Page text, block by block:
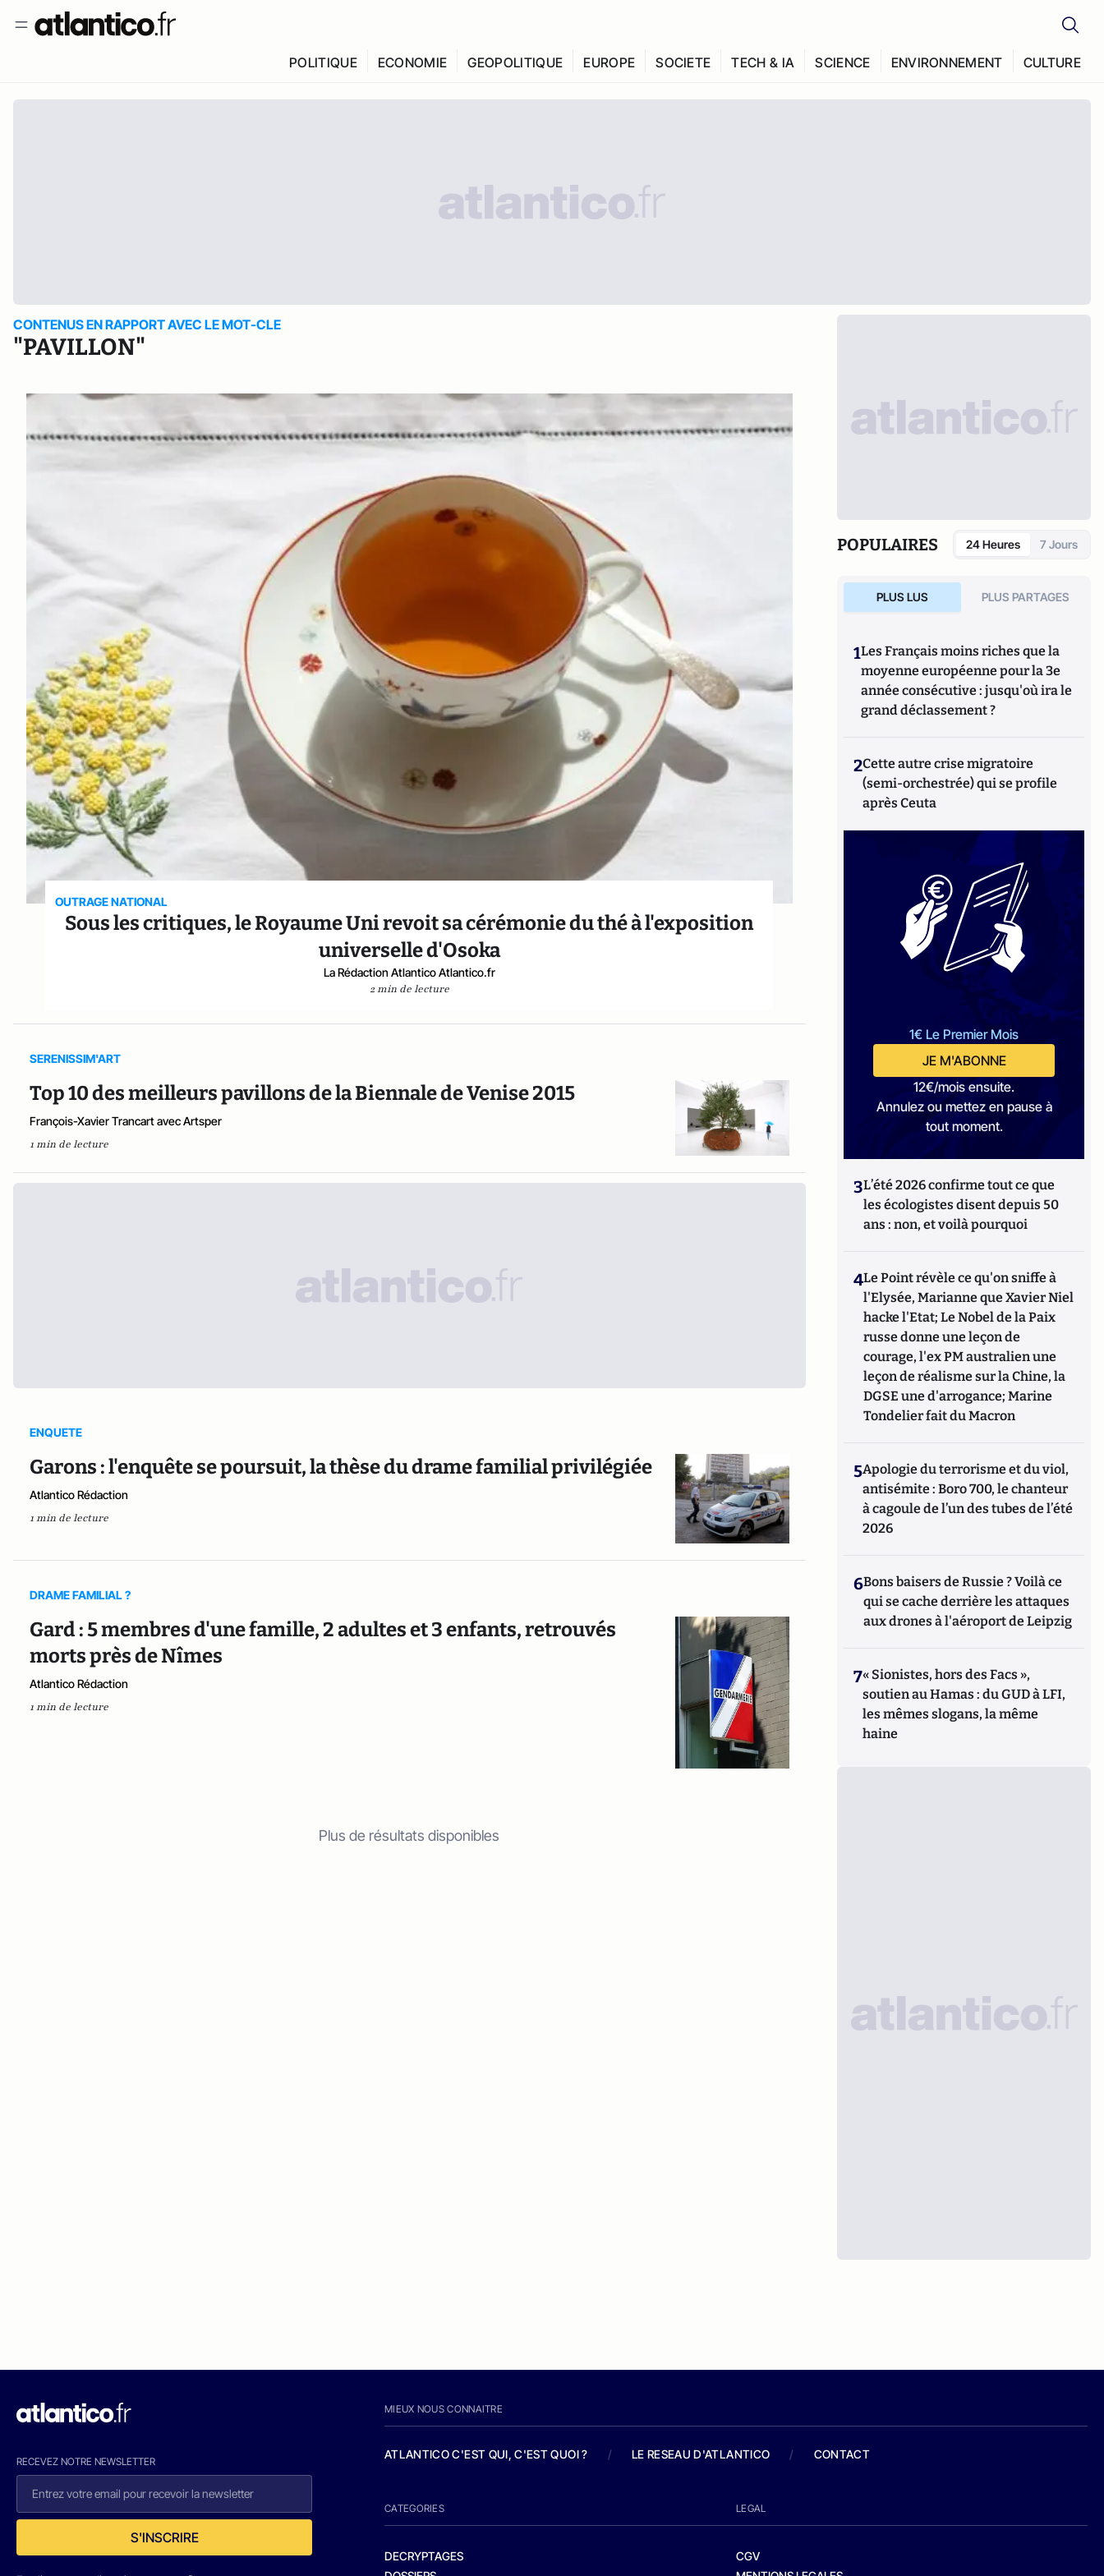
POLITIQUE ECONOMIE GEOPOLITIQUE EUROPE SOCIETE TECH & IA SCIENCE ENVIRONNEMENT CULTURE
CONTENUS EN RAPPORT AVEC LE MOT-CLE
"PAVILLON"
OUTRAGE NATIONAL
Sous les critiques, le Royaume Uni revoit sa cérémonie du thé à l'exposition
universelle d'Osoka
La Rédaction Atlantico Atlantico.fr
2 min de lecture
SERENISSIM'ART
Top 10 des meilleurs pavillons de la Biennale de Venise 2015
François-Xavier Trancart avec Artsper
1 min de lecture
ENQUETE
Garons : l'enquête se poursuit, la thèse du drame familial privilégiée
Atlantico Rédaction
1 min de lecture
DRAME FAMILIAL ?
Gard : 5 membres d'une famille, 2 adultes et 3 enfants, retrouvés
morts près de Nîmes
Atlantico Rédaction
1 min de lecture
Plus de résultats disponibles
POPULAIRES 24 Heures 7 Jours
PLUS LUS PLUS PARTAGES
1Les Français moins riches que la
moyenne européenne pour la 3e
année consécutive : jusqu'où ira le
grand déclassement ?
2Cette autre crise migratoire
(semi-orchestrée) qui se profile
après Ceuta
1€ Le Premier Mois
JE M'ABONNE
12€/mois ensuite.
Annulez ou mettez en pause à
tout moment.
3L’été 2026 confirme tout ce que
les écologistes disent depuis 50
ans : non, et voilà pourquoi
4Le Point révèle ce qu'on sniffe à
l'Elysée, Marianne que Xavier Niel
hacke l'Etat; Le Nobel de la Paix
russe donne une leçon de
courage, l'ex PM australien une
leçon de réalisme sur la Chine, la
DGSE une d'arrogance; Marine
Tondelier fait du Macron
5Apologie du terrorisme et du viol,
antisémite : Boro 700, le chanteur
à cagoule de l’un des tubes de l’été
2026
6Bons baisers de Russie ? Voilà ce
qui se cache derrière les attaques
aux drones à l'aéroport de Leipzig
7« Sionistes, hors des Facs »,
soutien au Hamas : du GUD à LFI,
les mêmes slogans, la même
haine
RECEVEZ NOTRE NEWSLETTER
S'INSCRIRE
MIEUX NOUS CONNAITRE
ATLANTICO C'EST QUI, C'EST QUOI ? / LE RESEAU D'ATLANTICO / CONTACT
CATEGORIES
DECRYPTAGES
LEGAL
CGV